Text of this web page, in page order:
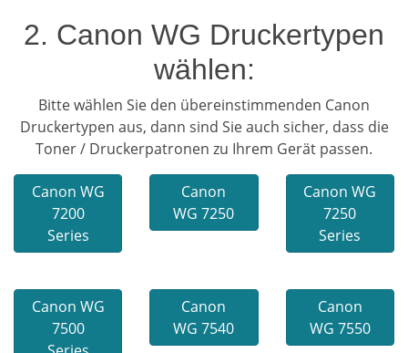
2. Canon WG Druckertypen
wählen:
Bitte wählen Sie den übereinstimmenden Canon
Druckertypen aus, dann sind Sie auch sicher, dass die
Toner / Druckerpatronen zu Ihrem Gerät passen.
Canon WG
7200
Series
Canon
WG 7250
Canon WG
7250
Series
Canon WG
7500
Canon
WG 7540
Canon
WG 7550